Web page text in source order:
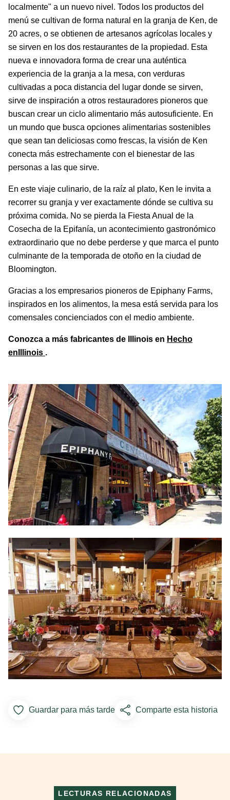
localmente" a un nuevo nivel. Todos los productos del
menú se cultivan de forma natural en la granja de Ken, de
20 acres, o se obtienen de artesanos agrícolas locales y
se sirven en los dos restaurantes de la propiedad. Esta
nueva e innovadora forma de crear una auténtica
experiencia de la granja a la mesa, con verduras
cultivadas a poca distancia del lugar donde se sirven,
sirve de inspiración a otros restauradores pioneros que
buscan crear un ciclo alimentario más autosuficiente. En
un mundo que busca opciones alimentarias sostenibles
que sean tan deliciosas como frescas, la visión de Ken
conecta más estrechamente con el bienestar de las
personas a las que sirve.
En este viaje culinario, de la raíz al plato, Ken le invita a
recorrer su granja y ver exactamente dónde se cultiva su
próxima comida. No se pierda la Fiesta Anual de la
Cosecha de la Epifanía, un acontecimiento gastronómico
extraordinario que no debe perderse y que marca el punto
culminante de la temporada de otoño en la ciudad de
Bloomington.
Gracias a los empresarios pioneros de Epiphany Farms,
inspirados en los alimentos, la mesa está servida para los
comensales concienciados con el medio ambiente.
Conozca a más fabricantes de Illinois en Hecho
enIllinois .
Add to Favorites
Guardar para más tarde Comparte esta historia
LECTURAS RELACIONADAS